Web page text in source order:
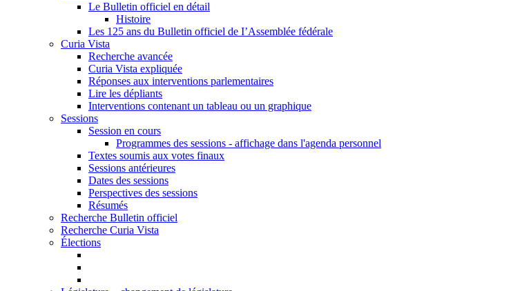
Le Bulletin officiel en détail
Histoire
Les 125 ans du Bulletin officiel de I’Assemblée fédérale
Curia Vista
Recherche avancée
Curia Vista expliquée
Réponses aux interventions parlementaires
Lire les dépliants
Interventions contenant un tableau ou un graphique
Sessions
Session en cours
Programmes des sessions - affichage dans l'agenda personnel
Textes soumis aux votes finaux
Sessions antérieures
Dates des sessions
Perspectives des sessions
Résumés
Recherche Bulletin officiel
Recherche Curia Vista
Élections